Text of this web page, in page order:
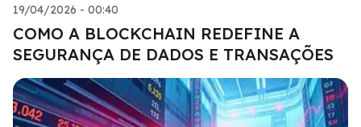
19/04/2026 - 00:40
COMO A BLOCKCHAIN REDEFINE A
SEGURANÇA DE DADOS E TRANSAÇÕES